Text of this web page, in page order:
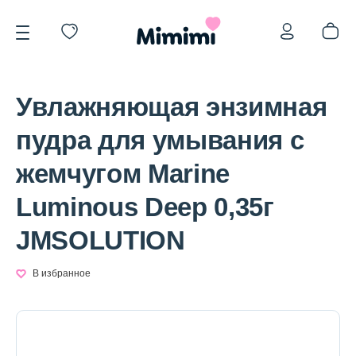
*OVERSTOCK -30%
Уход за лицом
Увлажняющая энзимная
пудра для умывания с
жемчугом Marine
Luminous Deep 0,35г
JMSOLUTION
В избранное